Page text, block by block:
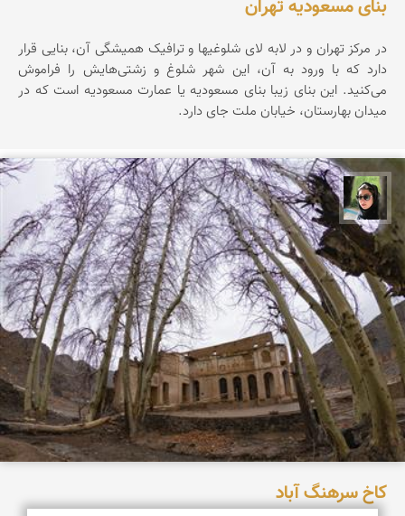
بنای مسعودیه تهران
در مرکز تهران و در لابه لای شلوغیها و ترافیک همیشگی آن، بنایی قرار
دارد که با ورود به آن، این شهر شلوغ و زشتی‌هایش را فراموش
می‌کنید. این بنای زیبا بنای مسعودیه یا عمارت مسعودیه است که در
میدان بهارستان، خیابان ملت جای دارد.
سپیده اصلان
کاخ سرهنگ آباد